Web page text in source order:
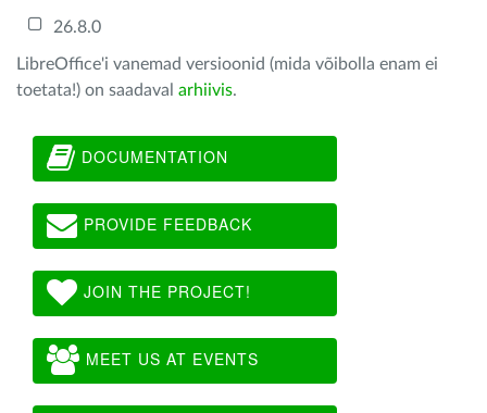
26.8.0
LibreOffice'i vanemad versioonid (mida võibolla enam ei
toetata!) on saadaval arhiivis.
DOCUMENTATION
PROVIDE FEEDBACK
JOIN THE PROJECT!
MEET US AT EVENTS